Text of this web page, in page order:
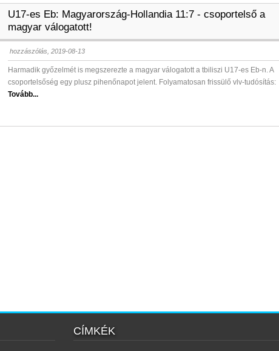
U17-es Eb: Magyarország-Hollandia 11:7 - csoportelső a
magyar válogatott!
hozzászólás, 2019-08-13
Harmadik győzelmét is megszerezte a magyar válogatott a tbiliszi U17-es Eb-n. A
csoportelsőség egy plusz pihenőnapot jelent. Folyamatosan frissülő vlv-tudósítás:
Tovább...
CÍMKÉK